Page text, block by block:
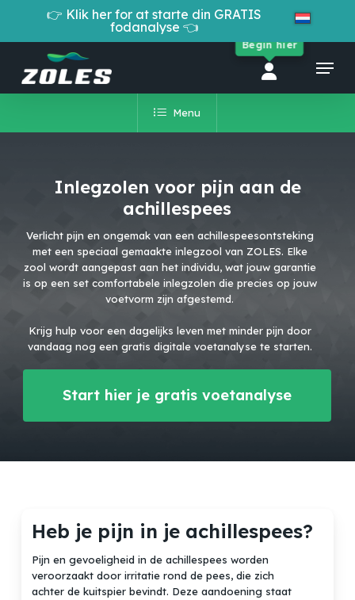
👉 Klik her for at starte din GRATIS
fodanalyse 👈
Begin hier
Menu
Cart
Menu
Inlegzolen voor pijn aan de
achillespees
Verlicht pijn en ongemak van een achillespeesontsteking
met een speciaal gemaakte inlegzool van ZOLES. Elke
zool wordt aangepast aan het individu, wat jouw garantie
is op een set comfortabele inlegzolen die precies op jouw
voetvorm zijn afgestemd.
Krijg hulp voor een dagelijks leven met minder pijn door
vandaag nog een gratis digitale voetanalyse te starten.
Start hier je gratis voetanalyse
Heb je pijn in je achillespees?
Pijn en gevoeligheid in de achillespees worden
veroorzaakt door irritatie rond de pees, die zich
achter de kuitspier bevindt. Deze aandoening staat
Menu